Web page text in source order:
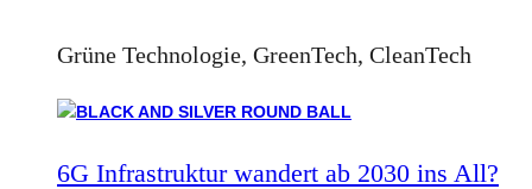
Grüne Technologie, GreenTech, CleanTech
6G Infrastruktur wandert ab 2030 ins All?